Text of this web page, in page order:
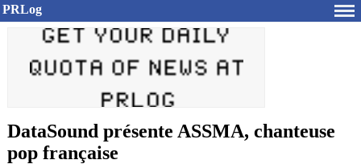
PRLog
DataSound présente ASSMA, chanteuse
pop française